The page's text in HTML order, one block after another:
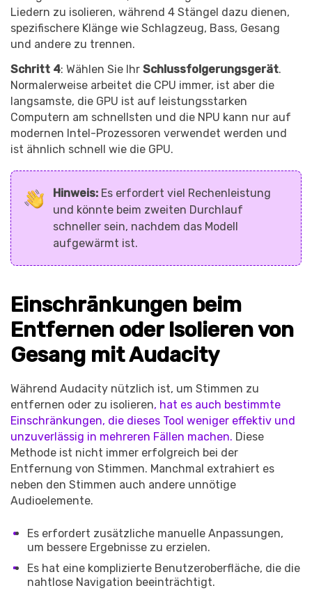
Liedern zu isolieren, während 4 Stängel dazu dienen,
spezifischere Klänge wie Schlagzeug, Bass, Gesang
und andere zu trennen.
Schritt 4: Wählen Sie Ihr Schlussfolgerungsgerät.
Normalerweise arbeitet die CPU immer, ist aber die
langsamste, die GPU ist auf leistungsstarken
Computern am schnellsten und die NPU kann nur auf
modernen Intel-Prozessoren verwendet werden und
ist ähnlich schnell wie die GPU.
Hinweis:Es erfordert viel Rechenleistung
und könnte beim zweiten Durchlauf
schneller sein, nachdem das Modell
aufgewärmt ist.
Einschränkungen beim
Entfernen oder Isolieren von
Gesang mit Audacity
Während Audacity nützlich ist, um Stimmen zu
entfernen oder zu isolieren, hat es auch bestimmte
Einschränkungen, die dieses Tool weniger effektiv und
unzuverlässig in mehreren Fällen machen. Diese
Methode ist nicht immer erfolgreich bei der
Entfernung von Stimmen. Manchmal extrahiert es
neben den Stimmen auch andere unnötige
Audioelemente.
Es erfordert zusätzliche manuelle Anpassungen,
um bessere Ergebnisse zu erzielen.
Es hat eine komplizierte Benutzeroberfläche, die die
nahtlose Navigation beeinträchtigt.